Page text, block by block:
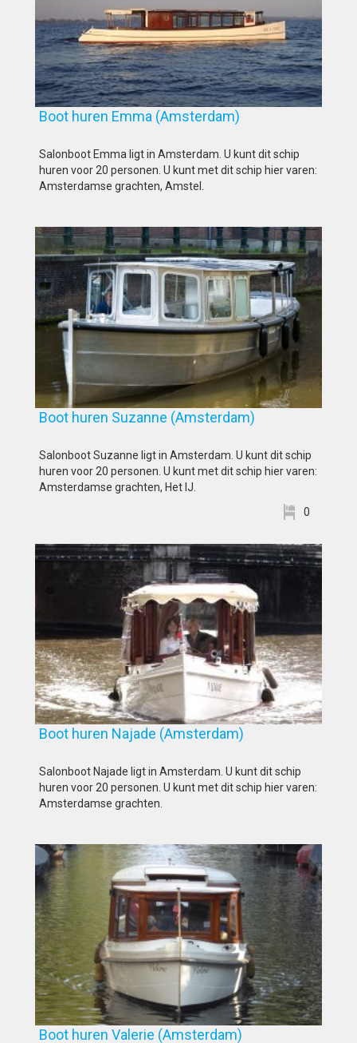
Boot huren Emma (Amsterdam)
Salonboot Emma ligt in Amsterdam. U kunt dit schip
huren voor 20 personen. U kunt met dit schip hier varen:
Amsterdamse grachten, Amstel.
Boot huren Suzanne (Amsterdam)
Salonboot Suzanne ligt in Amsterdam. U kunt dit schip
huren voor 20 personen. U kunt met dit schip hier varen:
Amsterdamse grachten, Het IJ.
0
Boot huren Najade (Amsterdam)
Salonboot Najade ligt in Amsterdam. U kunt dit schip
huren voor 20 personen. U kunt met dit schip hier varen:
Amsterdamse grachten.
Boot huren Valerie (Amsterdam)